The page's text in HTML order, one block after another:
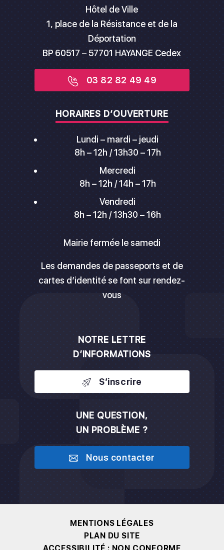
Hôtel de Ville
1, place de la Résistance et de la
Déportation
BP 60517 – 57701 HAYANGE Cedex
03 82 82 49 49
HORAIRES D’OUVERTURE
Lundi – mardi – jeudi
8h – 12h / 13h30 – 17h
Mercredi
8h – 12h / 14h – 17h
Vendredi
8h – 12h / 13h30 – 16h
Mairie fermée le samedi
Les demandes de passeports et de
cartes d’identité se font sur rendez-
vous
NOTRE LETTRE
D’INFORMATIONS
S’inscrire
UNE QUESTION,
UN PROBLÈME ?
Nous contacter
MENTIONS LÉGALES
PLAN DU SITE
ACCESSIBILITÉ : NON CONFORME